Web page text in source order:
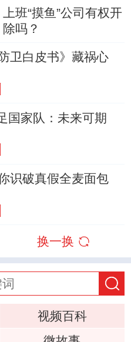
上班“摸鱼”公司有权开
除吗？
卫白皮书》藏祸心
国家队：未来可期
识破真假全麦面包
换一换
视频百科